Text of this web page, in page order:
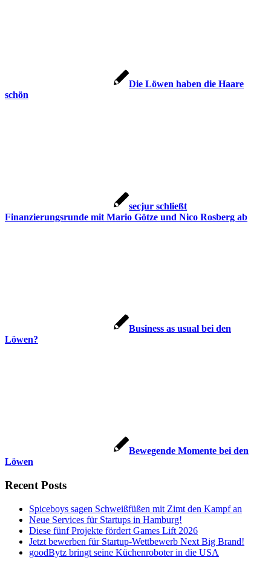
Die Löwen haben die Haare
schön
secjur schließt
Finanzierungsrunde mit Mario Götze und Nico Rosberg ab
Business as usual bei den
Löwen?
Bewegende Momente bei den
Löwen
Recent Posts
Spiceboys sagen Schweißfüßen mit Zimt den Kampf an
Neue Services für Startups in Hamburg!
Diese fünf Projekte fördert Games Lift 2026
Jetzt bewerben für Startup-Wettbewerb Next Big Brand!
goodBytz bringt seine Küchenroboter in die USA